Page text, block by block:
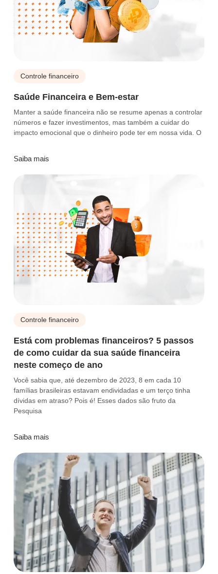
Controle financeiro
Saúde Financeira e Bem-estar
Manter a saúde financeira não se resume apenas a controlar
números e fazer investimentos, mas também a cuidar do
impacto emocional que o dinheiro pode ter em nossa vida. O
Saiba mais
Controle financeiro
Está com problemas financeiros? 5 passos
de como cuidar da sua saúde financeira
neste começo de ano
Você sabia que, até dezembro de 2023, 8 em cada 10
famílias brasileiras estavam endividadas e um terço tinha
dívidas em atraso? Pois é! Esses dados são fruto da
Pesquisa
Saiba mais